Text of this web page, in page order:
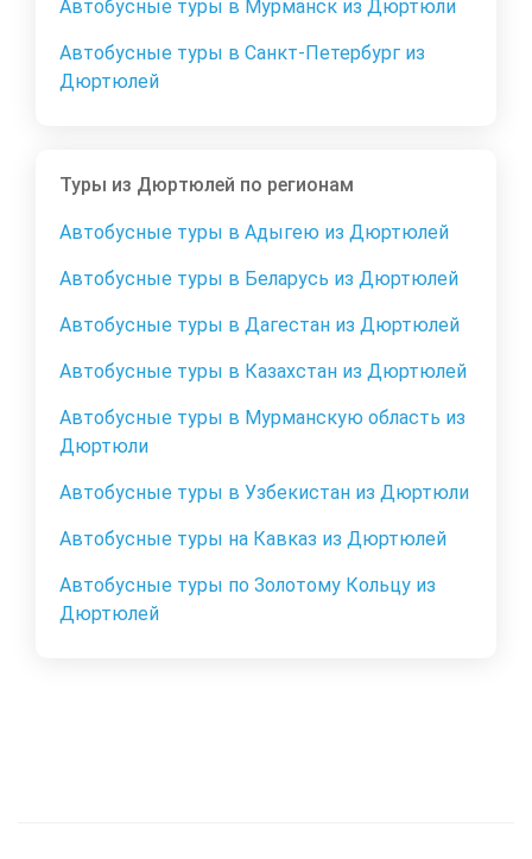
Автобусные туры в Мурманск из Дюртюли
Автобусные туры в Санкт-Петербург из
Дюртюлей
Туры из Дюртюлей по регионам
Автобусные туры в Адыгею из Дюртюлей
Автобусные туры в Беларусь из Дюртюлей
Автобусные туры в Дагестан из Дюртюлей
Автобусные туры в Казахстан из Дюртюлей
Автобусные туры в Мурманскую область из
Дюртюли
Автобусные туры в Узбекистан из Дюртюли
Автобусные туры на Кавказ из Дюртюлей
Автобусные туры по Золотому Кольцу из
Дюртюлей